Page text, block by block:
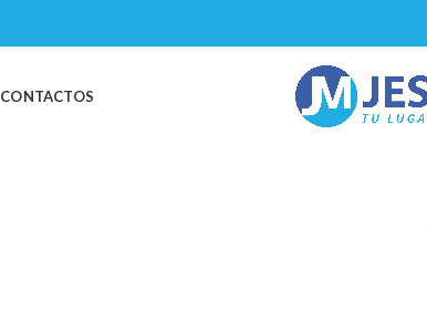
CONTACTOS